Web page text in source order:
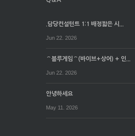
.담당컨설턴트 1:1 배정짧은 시...
Jun 22. 2026
⌒블루게임⌒(바이브+상어) + 인...
Jun 22. 2026
안녕하세요
May 11. 2026